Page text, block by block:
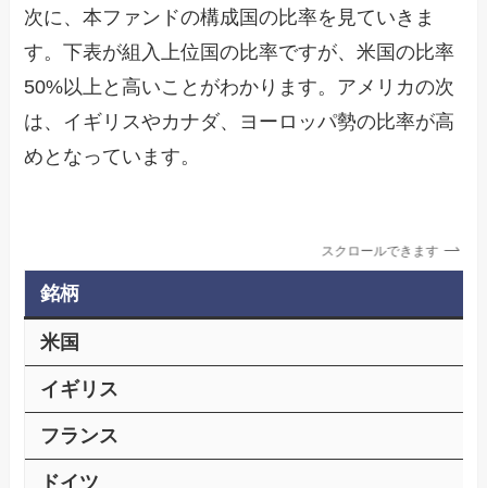
次に、本ファンドの構成国の比率を見ていきま
す。下表が組入上位国の比率ですが、米国の比率
50%以上と高いことがわかります。アメリカの次
は、イギリスやカナダ、ヨーロッパ勢の比率が高
めとなっています。
スクロールできます
銘柄
米国
イギリス
フランス
ドイツ